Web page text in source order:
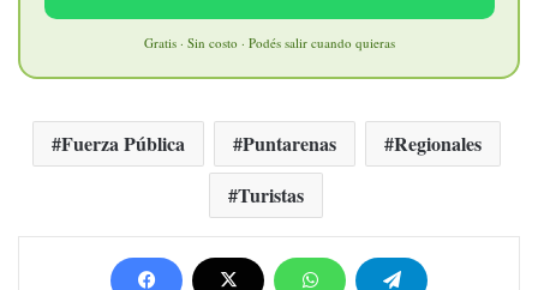
Gratis · Sin costo · Podés salir cuando quieras
Fuerza Pública Puntarenas
Regionales
Turistas